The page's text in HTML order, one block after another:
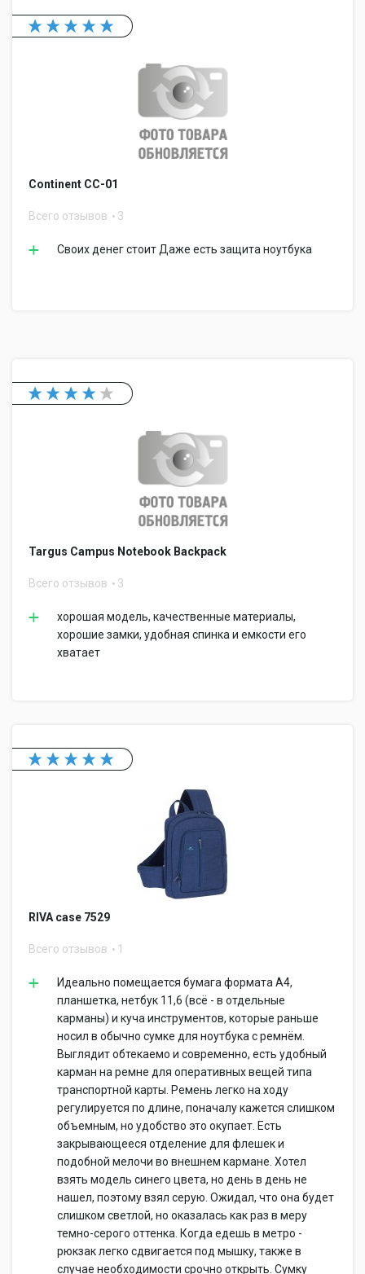
Continent CC-01
Всего отзывов 3
Своих денег стоит Даже есть защита ноутбука
Targus Campus Notebook Backpack
Всего отзывов 3
хорошая модель, качественные материалы,
хорошие замки, удобная спинка и емкости его
хватает
RIVA case 7529
Всего отзывов 1
Идеально помещается бумага формата А4,
планшетка, нетбук 11,6 (всё - в отдельные
карманы) и куча инструментов, которые раньше
носил в обычно сумке для ноутбука с ремнём.
Выглядит обтекаемо и современно, есть удобный
карман на ремне для оперативных вещей типа
транспортной карты. Ремень легко на ходу
регулируется по длине, поначалу кажется слишком
объемным, но удобство это окупает. Есть
закрывающееся отделение для флешек и
подобной мелочи во внешнем кармане. Хотел
взять модель синего цвета, но день в день не
нашел, поэтому взял серую. Ожидал, что она будет
слишком светлой, но оказалась как раз в меру
темно-серого оттенка. Когда едешь в метро -
рюкзак легко сдвигается под мышку, также в
случае необходимости срочно открыть. Сумку